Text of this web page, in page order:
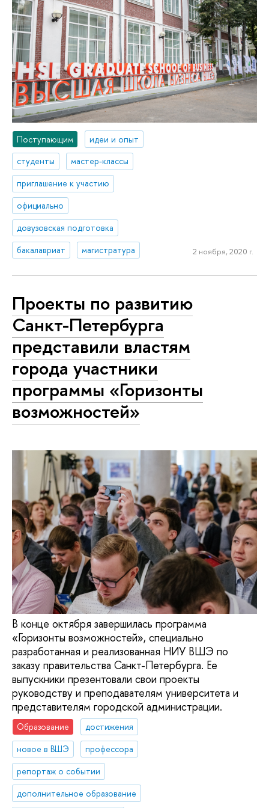
Поступающим
идеи и опыт
студенты
мастер-классы
приглашение к участию
официально
довузовская подготовка
бакалавриат
магистратура 2 ноября, 2020 г.
Проекты по развитию
Санкт-Петербурга
представили властям
города участники
программы «Горизонты
возможностей»
В конце октября завершилась программа
«Горизонты возможностей», специально
разработанная и реализованная НИУ ВШЭ по
заказу правительства Санкт-Петербурга. Ее
выпускники презентовали свои проекты
руководству и преподавателям университета и
представителям городской администрации.
Образование
достижения
новое в ВШЭ
профессора
репортаж о событии
дополнительное образование